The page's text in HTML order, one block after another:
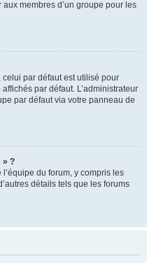
membres d’un groupe pour les
celui par défaut est utilisé pour
par défaut. L’administrateur
par défaut via votre panneau de
» ?
du forum, y compris les
détails tels que les forums